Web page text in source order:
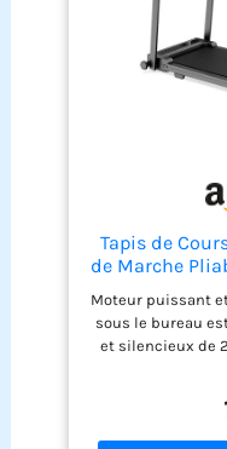
Tapis de
de Marche
Electrique
km/h
Moteur puissant
sous le bureau
et silencieux de
une capacité de
cadre en acier
bruit,